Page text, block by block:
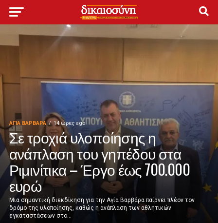
ΑΓΙΑ ΒΑΡΒΑΡΑ 14 ώρες ago
Σε τροχιά υλοποίησης η
ανάπλαση του γηπέδου στα
Ριμινίτικα – Έργο έως 700.000
ευρώ
Μια σημαντική διεκδίκηση για την Αγία Βαρβάρα παίρνει πλέον τον
δρόμο της υλοποίησης, καθώς η ανάπλαση των αθλητικών
εγκαταστάσεων στο...